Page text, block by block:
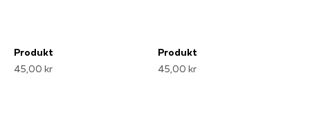
Produkt
45,00 kr
Produkt
45,00 kr